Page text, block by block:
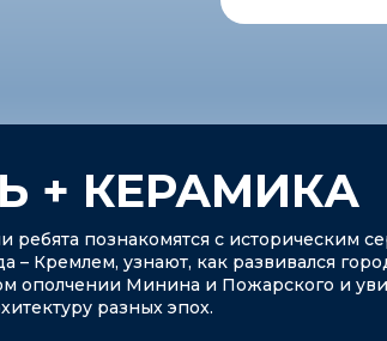
+ КЕРАМИКА
ребята познакомятся с историческим
– Кремлем, узнают, как развивался
ополчении Минина и Пожарского и
разных эпох.